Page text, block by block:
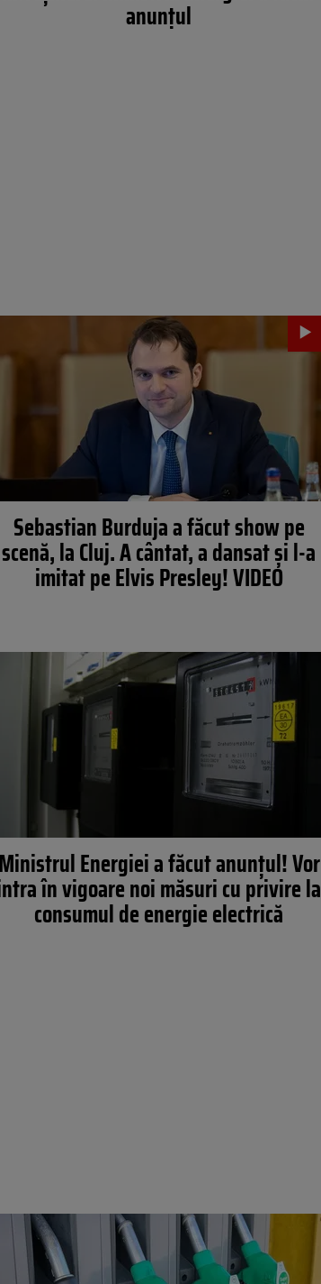
anunțul
Sebastian Burduja a făcut show pe
scenă, la Cluj. A cântat, a dansat și l-a
imitat pe Elvis Presley! VIDEO
Ministrul Energiei a făcut anunțul! Vor
în vigoare noi măsuri cu privire la
consumul de energie electrică